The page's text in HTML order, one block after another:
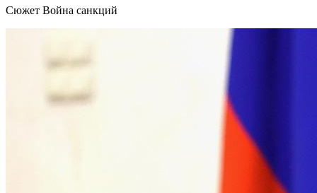
Сюжет Война санкций